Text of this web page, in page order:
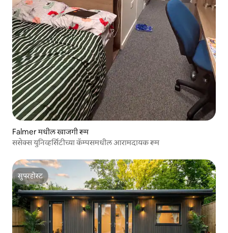
Falmer मधील खाजगी रूम
ससेक्स युनिव्हर्सिटीच्या कॅम्पसमधील आरामदायक रूम
सुपरहोस्ट
सुपरहोस्ट